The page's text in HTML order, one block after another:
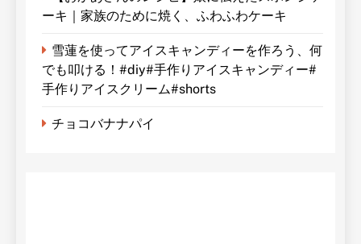
ーキ｜家族のために焼く、ふわふわケーキ
雪蓮を使ってアイスキャンディーを作ろう、何
でも叩ける！#diy#手作りアイスキャンディー#
手作りアイスクリーム#shorts
チョコバナナパイ